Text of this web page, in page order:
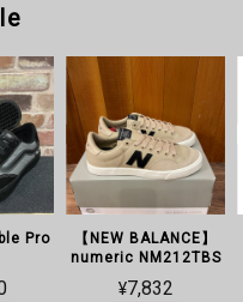
Pro
【NEW BALANCE】
numeric NM212TBS
¥7,832